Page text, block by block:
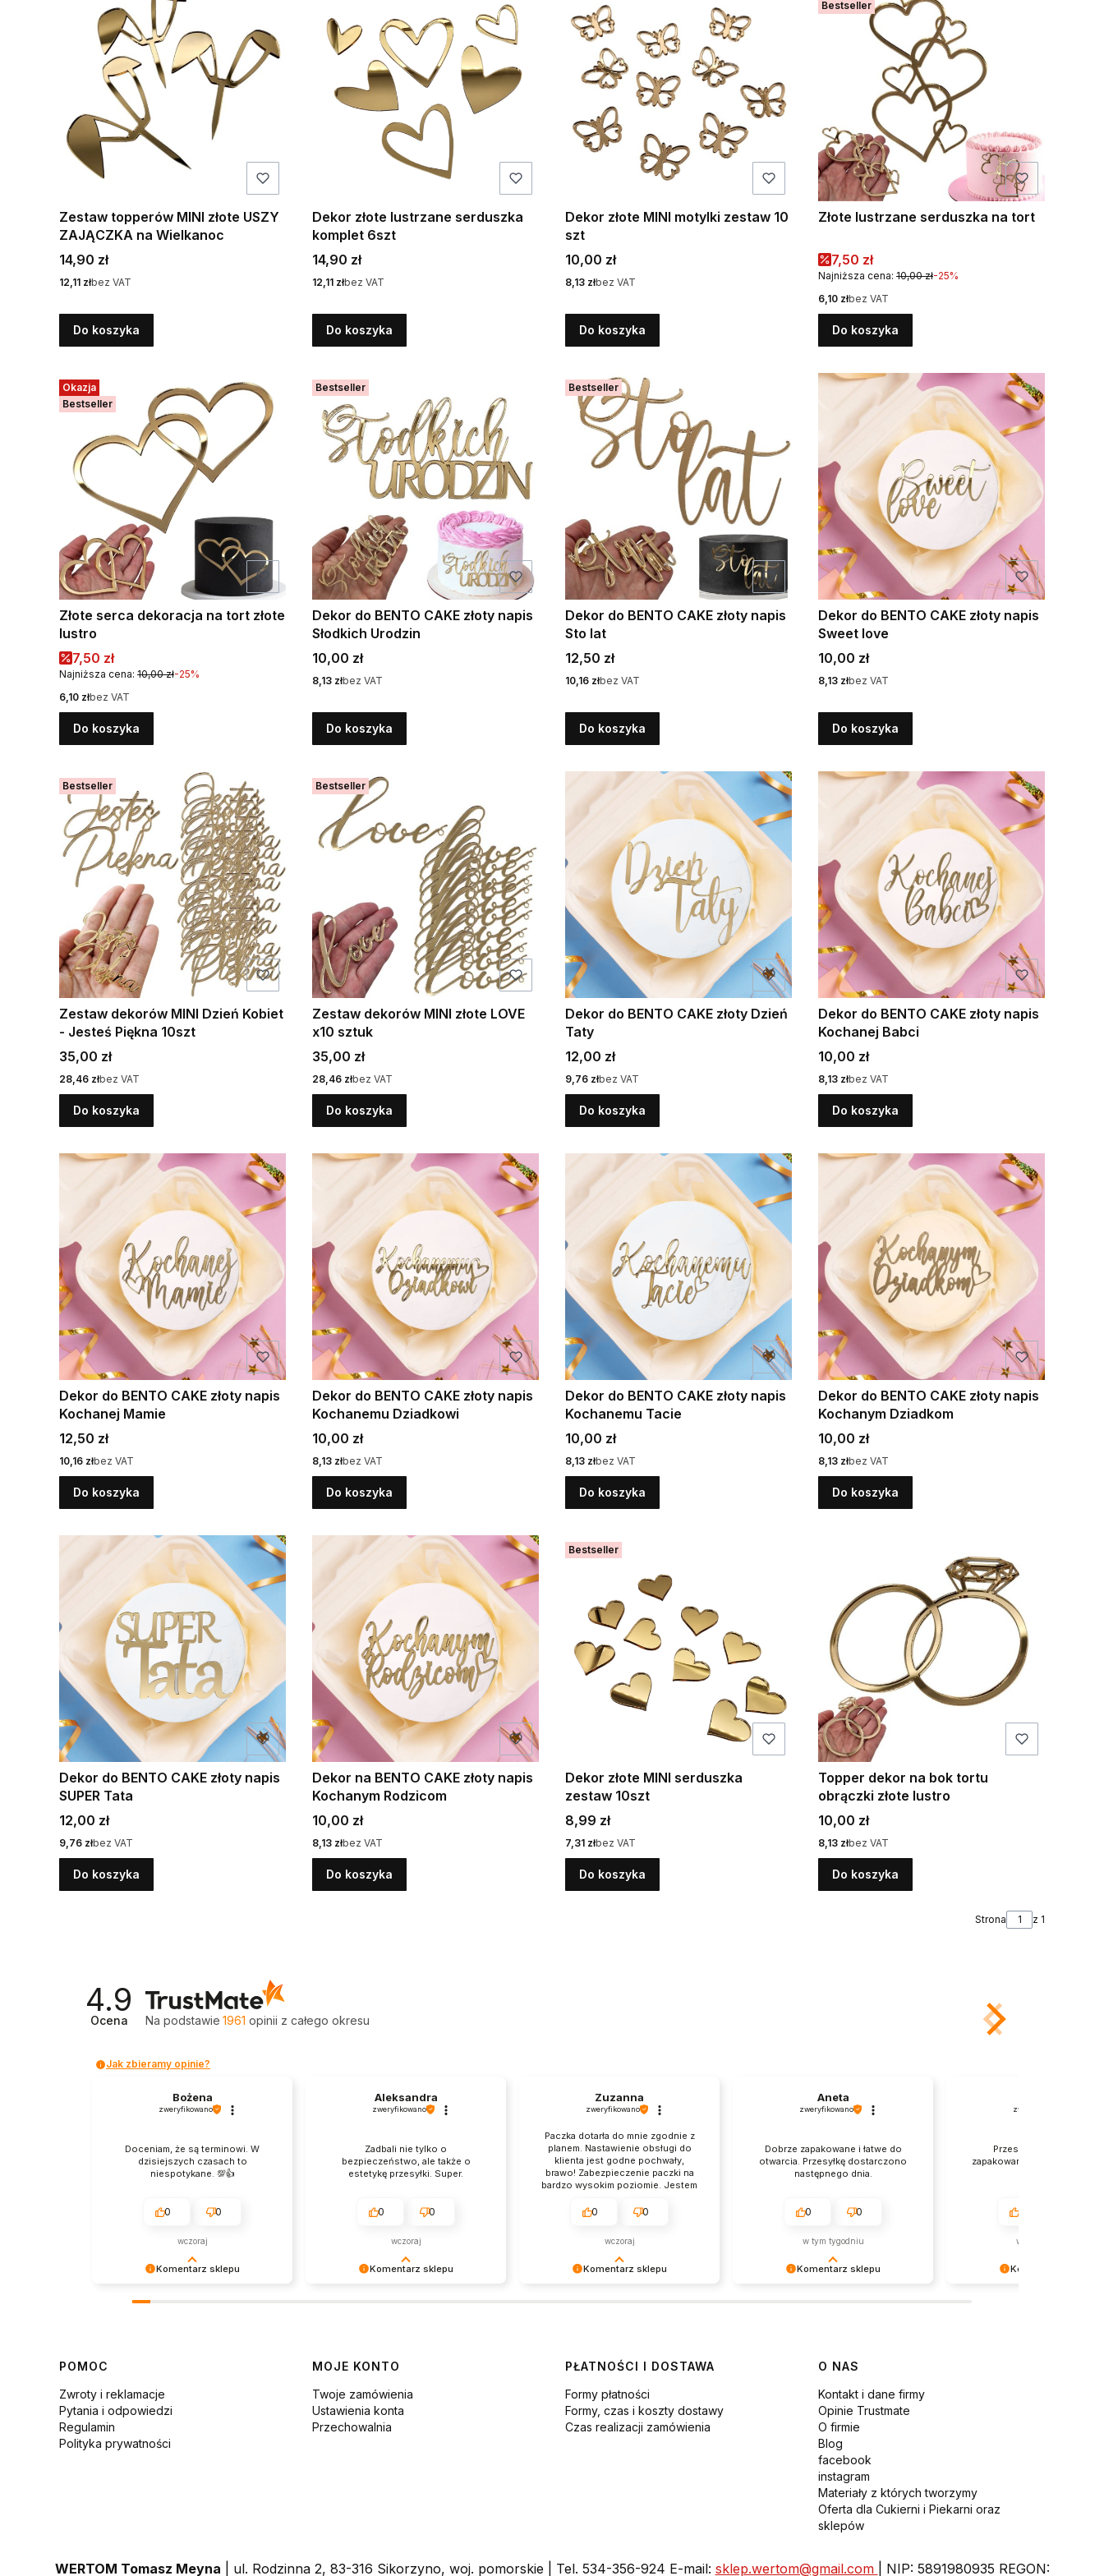
Zestaw topperów MINI złote USZY
ZAJĄCZKA na Wielkanoc
Cena
14,90 zł
Cena
12,11 złbez VAT
Do koszyka
Dekor złote lustrzane serduszka
komplet 6szt
Cena
14,90 zł
Cena
12,11 złbez VAT
Do koszyka
Dekor złote MINI motylki zestaw 10
szt
Cena
10,00 zł
Cena
8,13 złbez VAT
Do koszyka
Bestseller
Złote lustrzane serduszka na tort
Cena promocyjna
7,50 zł
Najniższa cena: 10,00 zł-25%
Cena
6,10 złbez VAT
Do koszyka
Okazja
Bestseller
Złote serca dekoracja na tort złote
lustro
Cena promocyjna
7,50 zł
Najniższa cena: 10,00 zł-25%
Cena
6,10 złbez VAT
Do koszyka
Bestseller
Dekor do BENTO CAKE złoty napis
Słodkich Urodzin
Cena
10,00 zł
Cena
8,13 złbez VAT
Do koszyka
Bestseller
Dekor do BENTO CAKE złoty napis
Sto lat
Cena
12,50 zł
Cena
10,16 złbez VAT
Do koszyka
Dekor do BENTO CAKE złoty napis
Sweet love
Cena
10,00 zł
Cena
8,13 złbez VAT
Do koszyka
Bestseller
Zestaw dekorów MINI Dzień Kobiet
- Jesteś Piękna 10szt
Cena
35,00 zł
Cena
28,46 złbez VAT
Do koszyka
Bestseller
Zestaw dekorów MINI złote LOVE
x10 sztuk
Cena
35,00 zł
Cena
28,46 złbez VAT
Do koszyka
Dekor do BENTO CAKE złoty Dzień
Taty
Cena
12,00 zł
Cena
9,76 złbez VAT
Do koszyka
Dekor do BENTO CAKE złoty napis
Kochanej Babci
Cena
10,00 zł
Cena
8,13 złbez VAT
Do koszyka
Dekor do BENTO CAKE złoty napis
Kochanej Mamie
Cena
12,50 zł
Cena
10,16 złbez VAT
Do koszyka
Dekor do BENTO CAKE złoty napis
Kochanemu Dziadkowi
Cena
10,00 zł
Cena
8,13 złbez VAT
Do koszyka
Dekor do BENTO CAKE złoty napis
Kochanemu Tacie
Cena
10,00 zł
Cena
8,13 złbez VAT
Do koszyka
Dekor do BENTO CAKE złoty napis
Kochanym Dziadkom
Cena
10,00 zł
Cena
8,13 złbez VAT
Do koszyka
Dekor do BENTO CAKE złoty napis
SUPER Tata
Cena
12,00 zł
Cena
9,76 złbez VAT
Do koszyka
Dekor na BENTO CAKE złoty napis
Kochanym Rodzicom
Cena
10,00 zł
Cena
8,13 złbez VAT
Do koszyka
Bestseller
Dekor złote MINI serduszka
zestaw 10szt
Cena
8,99 zł
Cena
7,31 złbez VAT
Do koszyka
Topper dekor na bok tortu
obrączki złote lustro
Cena
10,00 zł
Cena
8,13 złbez VAT
Do koszyka
Strona z 1
4.9
Ocena Na podstawie 1961 opinii z całego okresu
Jak zbieramy opinie?
Komentarz sklepu
Bożena
zweryfikowano
Doceniam, że są terminowi. W
dzisiejszych czasach to
niespotykane. 💯👍️
0 0
wczoraj
Komentarz sklepu
Aleksandra
zweryfikowano
Zadbali nie tylko o
bezpieczeństwo, ale także o
estetykę przesyłki. Super.
0 0
wczoraj
Komentarz sklepu
mamy nadzieję - do szybkiego
Zuzanna
zweryfikowano
Paczka dotarła do mnie zgodnie z
planem. Nastawienie obsługi do
klienta jest godne pochwały,
brawo! Zabezpieczenie paczki na
bardzo wysokim poziomie. Jestem
dostarczonych produktów, wow.
0 0
wczoraj
Komentarz sklepu
Aneta
zweryfikowano
Dobrze zapakowane i łatwe do
otwarcia. Przesyłkę dostarczono
następnego dnia.
0 0
w tym tygodniu
Komentarz sklepu
zweryfikowano
Przesyłka była starannie
zapakowana, a do tego
w tym tygodniu
Linki w stopce
POMOC
Zwroty i reklamacje
Pytania i odpowiedzi
Regulamin
Polityka prywatności
MOJE KONTO
Twoje zamówienia
Ustawienia konta
Przechowalnia
PŁATNOŚCI I DOSTAWA
Formy płatności
Formy, czas i koszty dostawy
Czas realizacji zamówienia
O NAS
Kontakt i dane firmy
Opinie Trustmate
O firmie
Blog
facebook
instagram
Materiały z których tworzymy
Oferta dla Cukierni i Piekarni oraz
sklepów
WERTOM Tomasz Meyna | ul. Rodzinna 2, 83-316 Sikorzyno, woj. pomorskie | Tel. 534-356-924 E-mail: sklep.wertom@gmail.com | NIP: 5891980935 REGON: